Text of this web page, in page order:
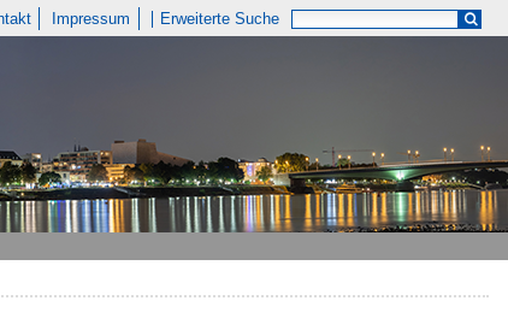
Impressum Erweiterte Suche